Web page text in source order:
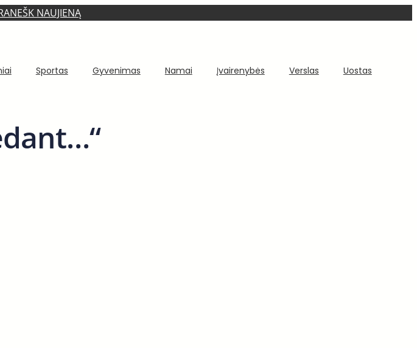
NAUJIENĄ
Sportas Gyvenimas Namai Įvairenybės Verslas Uostas